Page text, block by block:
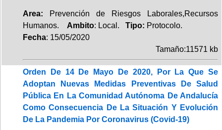
Area: Prevención de Riesgos Laborales,Recursos
Humanos. Ambito: Local. Tipo: Protocolo.
Fecha: 15/05/2020
Tamaño:11571 kb
Orden De 14 De Mayo De 2020, Por La Que Se
Adoptan Nuevas Medidas Preventivas De Salud
Pública En La Comunidad Autónoma De Andalucía
Como Consecuencia De La Situación Y Evolución
De La Pandemia Por Coronavirus (Covid-19)